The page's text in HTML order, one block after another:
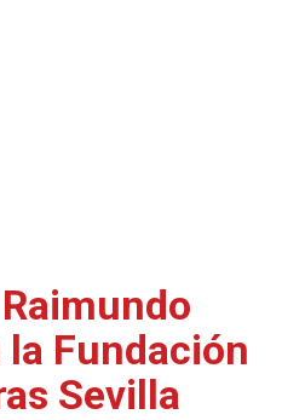
Fundación
Sevilla